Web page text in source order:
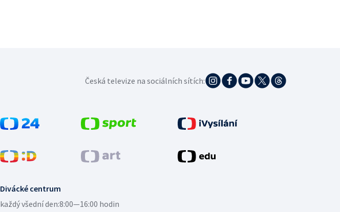
Divácké centrum
každý všední den:8:00—16:00 hodin
Česká televize na sociálních sítích: